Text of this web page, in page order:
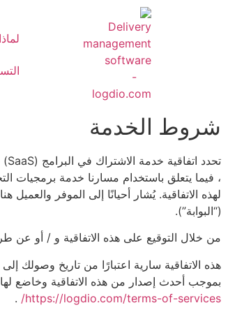
لماذا logdio
شروط الخدمة
، فيما يتعلق باستخدام مسارنا خدمة برمجيات
(“البوابة”).
من خلال التوقيع على هذه الاتفاقية و / أو عن
هذه الاتفاقية سارية اعتبارًا من تاريخ وصولك
بموجب أحدث إصدار من هذه الاتفاقية وخاضع
https://logdio.com/terms-of-services/
.